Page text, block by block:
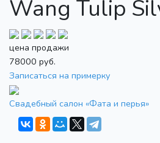
Wang Tulip
цена продажи
78000 руб.
Записаться на примерку
Свадебный салон «Фата и перья»